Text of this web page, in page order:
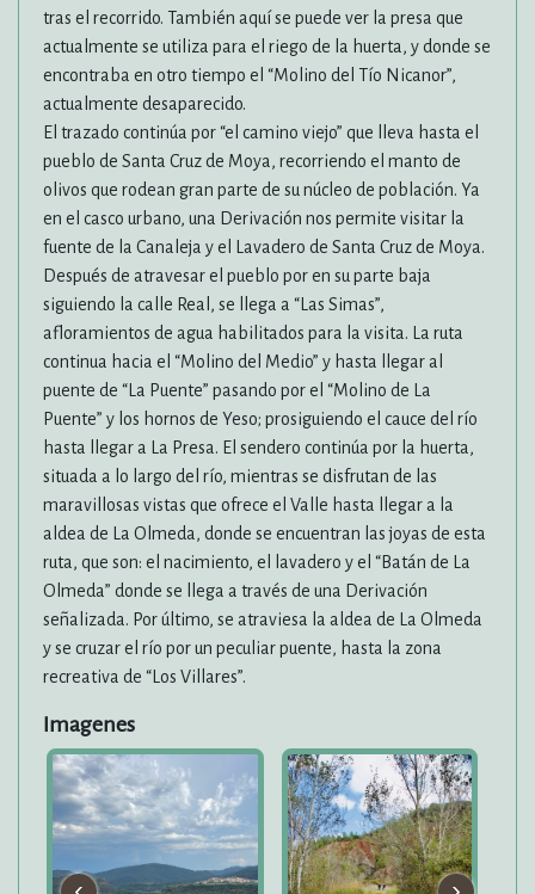
tras el recorrido. También aquí se puede ver la presa que
actualmente se utiliza para el riego de la huerta, y donde se
encontraba en otro tiempo el “Molino del Tío Nicanor”,
actualmente desaparecido.
El trazado continúa por “el camino viejo” que lleva hasta el
pueblo de Santa Cruz de Moya, recorriendo el manto de
olivos que rodean gran parte de su núcleo de población. Ya
en el casco urbano, una Derivación nos permite visitar la
fuente de la Canaleja y el Lavadero de Santa Cruz de Moya.
Después de atravesar el pueblo por en su parte baja
siguiendo la calle Real, se llega a “Las Simas”,
afloramientos de agua habilitados para la visita. La ruta
continua hacia el “Molino del Medio” y hasta llegar al
puente de “La Puente” pasando por el “Molino de La
Puente” y los hornos de Yeso; prosiguiendo el cauce del río
hasta llegar a La Presa. El sendero continúa por la huerta,
situada a lo largo del río, mientras se disfrutan de las
maravillosas vistas que ofrece el Valle hasta llegar a la
aldea de La Olmeda, donde se encuentran las joyas de esta
ruta, que son: el nacimiento, el lavadero y el “Batán de La
Olmeda” donde se llega a través de una Derivación
señalizada. Por último, se atraviesa la aldea de La Olmeda
y se cruzar el río por un peculiar puente, hasta la zona
recreativa de “Los Villares”.
Imagenes